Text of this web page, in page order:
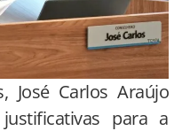
José Carlos Araújo
para a